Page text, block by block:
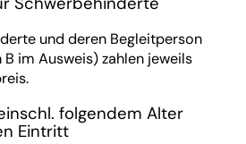
und deren Begleitperson
B im Ausweis) zahlen jeweils
folgendem Alter
Eintritt